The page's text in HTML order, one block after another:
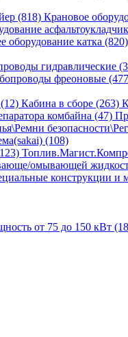
(818) Крановое
оборудование катка (820)
гидравлические
фреоновые
Кабина в сборе (263)
комбайна (47)
(108)
омывающей
конструкции и
от 75 до 150 кВт